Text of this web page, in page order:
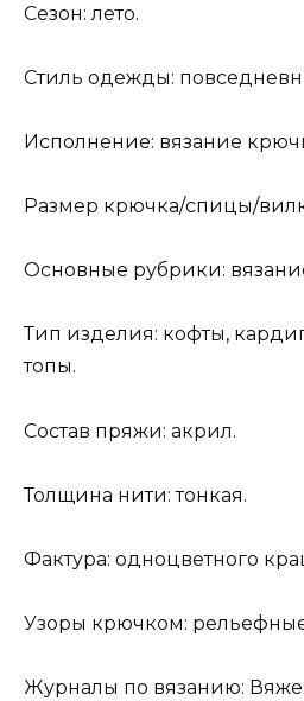
Сезон: лето.
Стиль одежды:
Исполнение: вязание
Размер крючка/спицы/
Основные рубрики:
Тип изделия: кофты,
топы.
Состав пряжи: акрил.
Толщина нити: тонкая.
Фактура: одноцветного
Узоры крючком:
Журналы по вязанию: